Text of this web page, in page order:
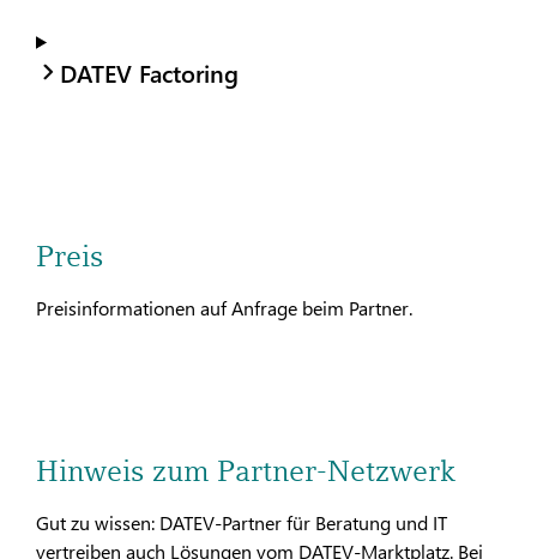
DATEV Factoring
Preis
Preisinformationen auf Anfrage beim Partner.
Hinweis zum Partner-Netzwerk
Gut zu wissen: DATEV-Partner für Beratung und IT
vertreiben auch Lösungen vom DATEV-Marktplatz. Bei